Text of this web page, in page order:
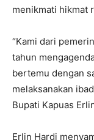
menikmati hikmat
“Kami dari
tahun
bertemu dengan
melaksanakan
Bupati Kapuas
Erlin Hardi